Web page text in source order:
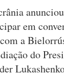
em
a
do